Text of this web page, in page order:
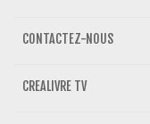
CONTACTEZ-NOUS
CREALIVRE TV